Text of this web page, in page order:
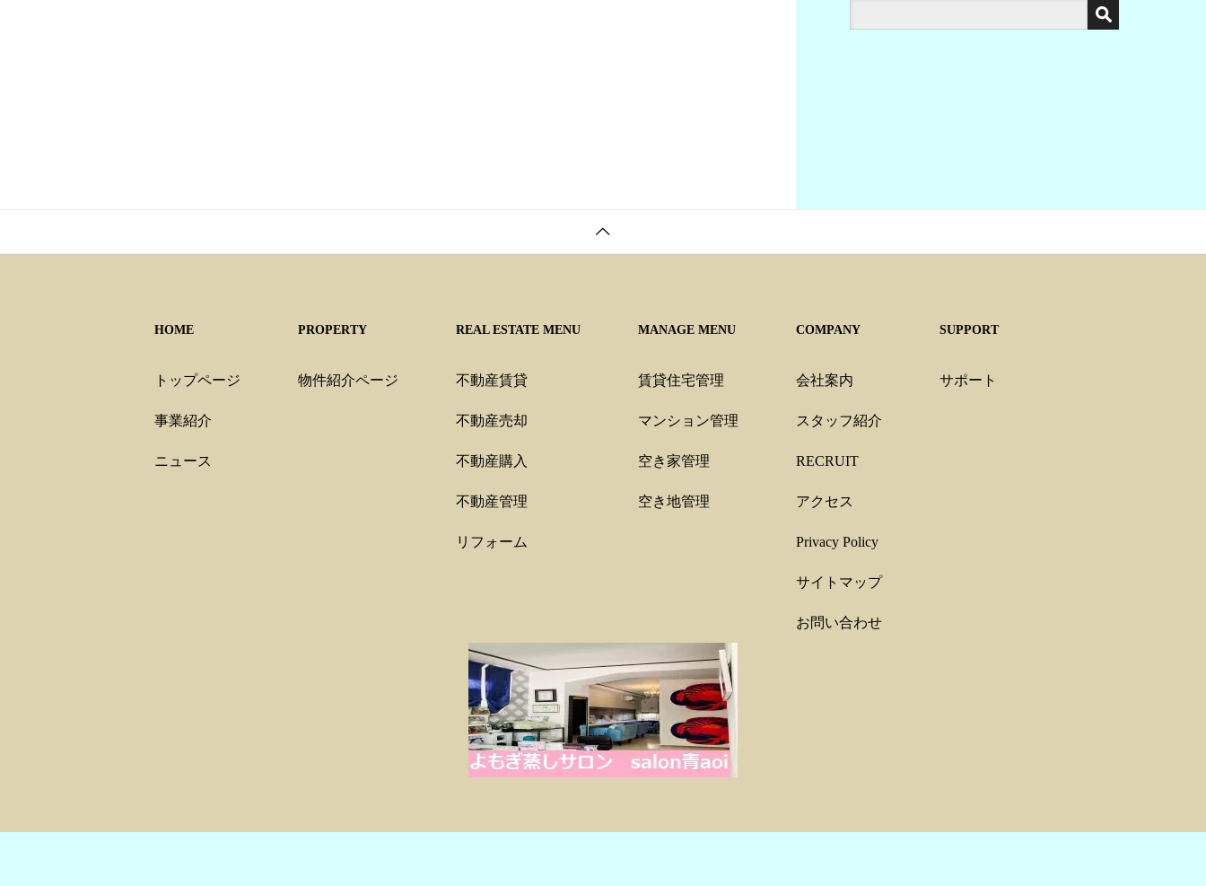
HOME
トップページ
事業紹介
ニュース
PROPERTY
物件紹介ページ
REAL ESTATE MENU
不動産賃貸
不動産売却
不動産購入
不動産管理
リフォーム
MANAGE MENU
賃貸住宅管理
マンション管理
空き家管理
空き地管理
COMPANY
会社案内
スタッフ紹介
RECRUIT
アクセス
Privacy Policy
サイトマップ
お問い合わせ
SUPPORT
サポート